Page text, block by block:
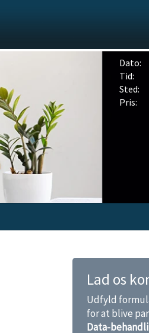
Dato:
Tid:
Sted:
Pris:
Lad os
Udfyld
for at blive
Data-